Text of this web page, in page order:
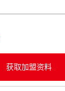
获取加盟资料